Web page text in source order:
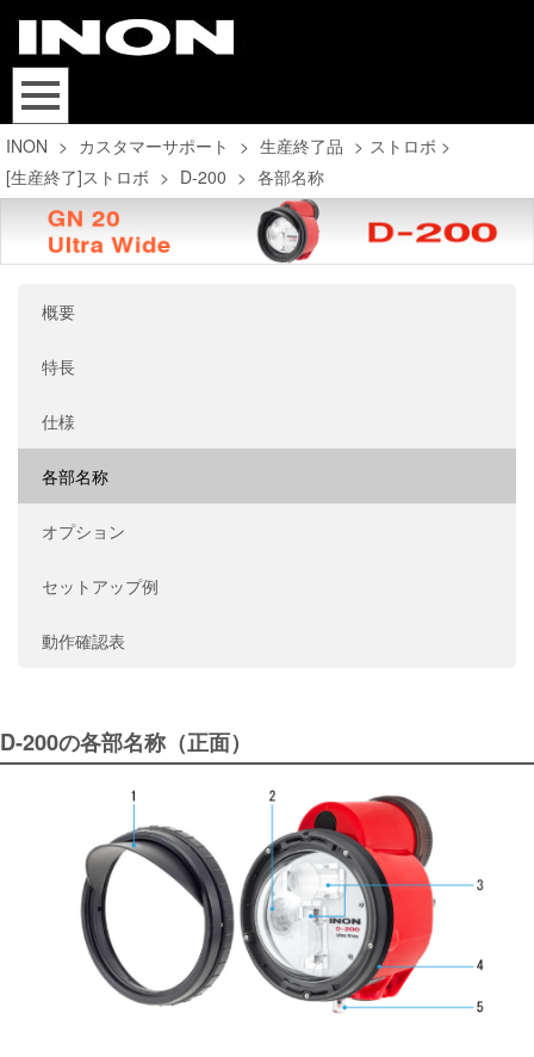
INON > カスタマーサポート > 生産終了品 > ストロボ >
[生産終了]ストロボ > D-200 > 各部名称
概要
特長
仕様
各部名称
オプション
セットアップ例
動作確認表
D-200の各部名称（正面）